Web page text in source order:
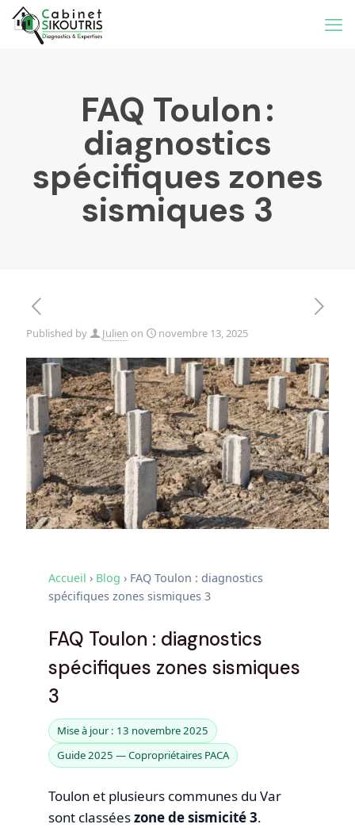
FAQ Toulon :
diagnostics
spécifiques zones
sismiques 3
Published by Julien on novembre 13, 2025
Accueil › Blog › FAQ Toulon : diagnostics
spécifiques zones sismiques 3
FAQ Toulon : diagnostics
spécifiques zones sismiques
3
Mise à jour : 13 novembre 2025
Guide 2025 — Copropriétaires PACA
Toulon et plusieurs communes du Var
sont classéeszone de sismicité 3.